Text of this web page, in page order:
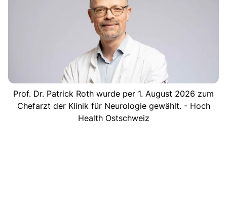
Prof. Dr. Patrick Roth wurde per 1. August 2026 zum
Chefarzt der Klinik für Neurologie gewählt. - Hoch
Health Ostschweiz